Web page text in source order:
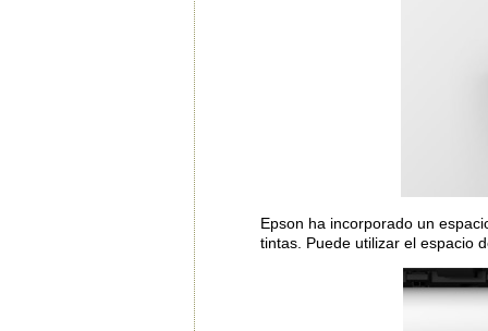
Epson ha incorporado un
tintas. Puede utilizar el espacio